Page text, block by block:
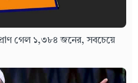
গেল ১,৩৮৪ জনের, সবচেয়ে